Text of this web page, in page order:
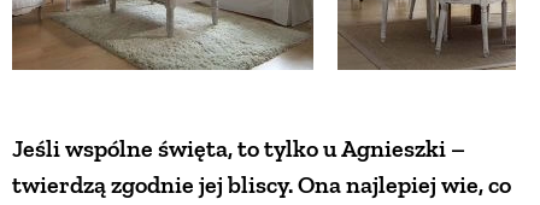
Jeśli wspólne święta, to tylko u Agnieszki –
twierdzą zgodnie jej bliscy. Ona najlepiej wie, co